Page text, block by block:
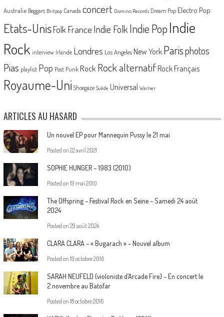
Australie Beggars Britpop Canada concert Domino Records Dream Pop Electro Pop
Etats-UnisFolk France Indie Folk Indie PopIndie
Rock interview Irlande Londres Los Angeles New York Parisphotos
Pias playlist Pop Post Punk Rock Rock alternatif Rock Français
Royaume-Uni Shoegaze Suède Universal Warner
ARTICLES AU HASARD
Un nouvel EP pour Mannequin Pussy le 21 mai
Posted on 22 avril 2021
SOPHIE HUNGER – 1983 (2010)
Posted on 19 mai 2010
The Offspring – Festival Rock en Seine – Samedi 24 août
2024
Posted on 29 août 2024
CLARA CLARA – « Bugarach » – Nouvel album
Posted on 19 octobre 2016
SARAH NEUFELD (violoniste d’Arcade Fire) – En concert le
2 novembre au Batofar
Posted on 18 octobre 2016